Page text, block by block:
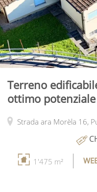
Terreno
ottimo
Strada ara Morèla 16,
1'475 m²